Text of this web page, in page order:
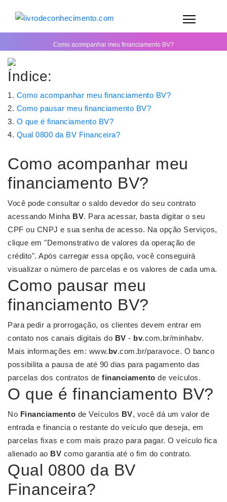
Como acompanhar meu financiamento BV?
Índice:
Como acompanhar meu financiamento BV?
Como pausar meu financiamento BV?
O que é financiamento BV?
Qual 0800 da BV Financeira?
Como acompanhar meu
financiamento BV?
Você pode consultar o saldo devedor do seu contrato
acessando Minha BV. Para acessar, basta digitar o seu
CPF ou CNPJ e sua senha de acesso. Na opção Serviços,
clique em "Demonstrativo de valores da operação de
crédito". Após carregar essa opção, você conseguirá
visualizar o número de parcelas e os valores de cada uma.
Como pausar meu
financiamento BV?
Para pedir a prorrogação, os clientes devem entrar em
contato nos canais digitais do BV - bv.com.br/minhabv.
Mais informações em: www.bv.com.br/paravoce. O banco
possibilita a pausa de até 90 dias para pagamento das
parcelas dos contratos de financiamento de veículos.
O que é financiamento BV?
No Financiamento de Veículos BV, você dá um valor de
entrada e financia o restante do veículo que deseja, em
parcelas fixas e com mais prazo para pagar. O veículo fica
alienado ao BV como garantia até o fim do contrato.
Qual 0800 da BV
Financeira?